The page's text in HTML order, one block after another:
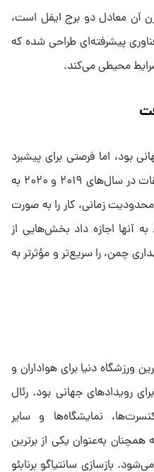
آن معادل دو برج ایفل است،
پیشرفته‌ای طراحی شده که
محیطی می‌کند.
جهانی بود، اما فرصتی برای پیشبرد
این پروژه ایجاد کرد. تعطیلی مسابقات در سال‌های ۲۰۱۹ و ۲۰۲۰ به
زمانی، کار را به صورت
آنها اجازه داد بخش‌هایی از
چمن، را سریع‌تر و مؤثرتر به
ورزشگاه دنیا برای هواداران و
رویدادهای جهانی بود. رئال
نمایشگاه‌ها و سایر
همچنان به‌عنوان یکی از برترین
بازسازی سانتیاگو برنابئو